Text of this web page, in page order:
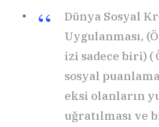
Dünya Sosyal
Uygulanması,
izi sadece biri) (
sosyal
eksi olanların
uğratılması ve